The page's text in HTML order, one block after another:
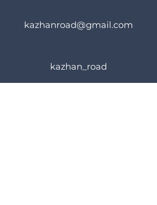
kazhanroad@gmail.com
kazhan_road